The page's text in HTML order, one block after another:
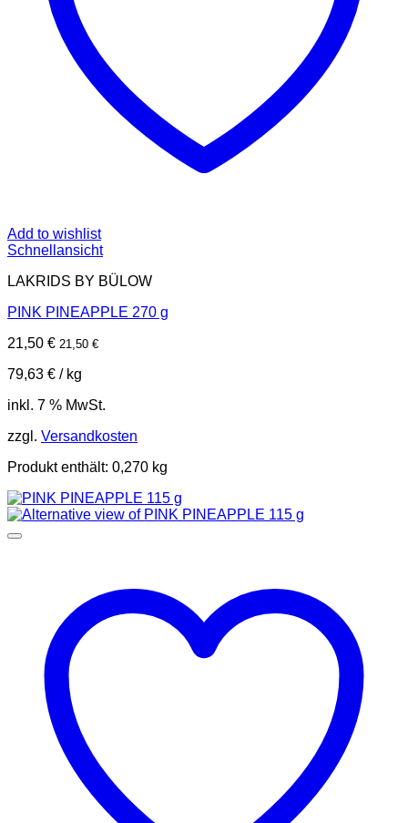
Add to wishlist
Schnellansicht
LAKRIDS BY BÜLOW
PINK PINEAPPLE 270 g
21,50 € 21,50 €
79,63 € / kg
inkl. 7 % MwSt.
zzgl. Versandkosten
Produkt enthält: 0,270 kg